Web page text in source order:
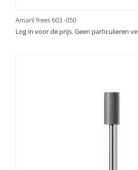
Amaril frees 603 -050
Log in voor de prijs. Geen particulieren